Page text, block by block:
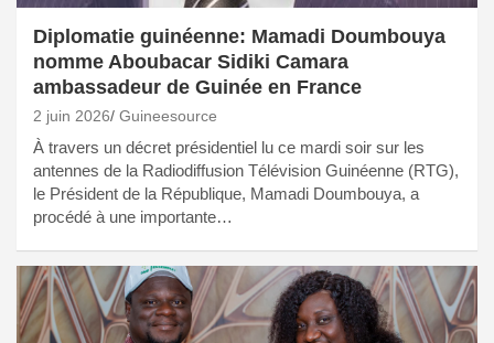
Diplomatie guinéenne: Mamadi Doumbouya
nomme Aboubacar Sidiki Camara
ambassadeur de Guinée en France
2 juin 2026 Guineesource
À travers un décret présidentiel lu ce mardi soir sur les
antennes de la Radiodiffusion Télévision Guinéenne (RTG),
le Président de la République, Mamadi Doumbouya, a
procédé à une importante…